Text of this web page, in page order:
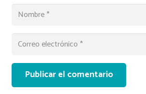
Publicar el comentario